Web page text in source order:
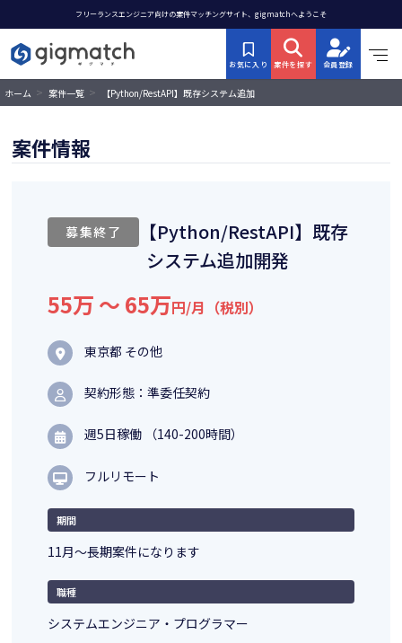
フリーランスエンジニア向けの案件マッチングサイト、gigmatchへようこそ
お気に入り 案件を探す 会員登録
ホーム > 案件一覧 >
【Python/RestAPI】既存システム追加
案件情報
募集終了
【Python/RestAPI】既存
システム追加開発
55万 〜 65万円/月（税別）
東京都 その他
契約形態：準委任契約
週5日稼働 （140-200時間）
フルリモート
期間
11月～長期案件になります
職種
システムエンジニア・プログラマー